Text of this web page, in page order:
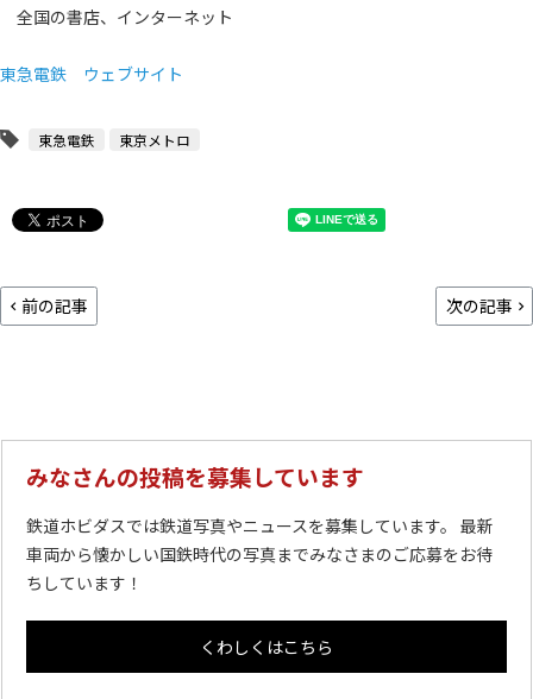
全国の書店、インターネット
東急電鉄 ウェブサイト
東急電鉄 東京メトロ
前の記事 次の記事
みなさんの投稿を募集しています
鉄道ホビダスでは鉄道写真やニュースを募集しています。 最新
車両から懐かしい国鉄時代の写真までみなさまのご応募をお待
ちしています！
くわしくはこちら